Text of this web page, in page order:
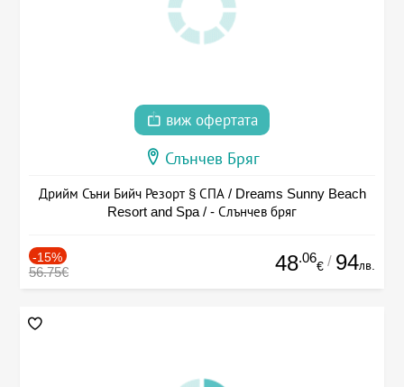
виж офертата
Слънчев Бряг
Дрийм Съни Бийч Резорт § СПА / Dreams Sunny Beach
Resort and Spa / - Слънчев бряг
-15%
56.75€ 48.06
€ / 94лв.